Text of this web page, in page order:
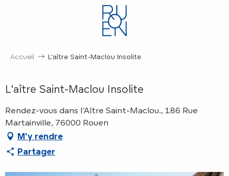
Accueil L'aître Saint-Maclou Insolite
L'aître Saint-Maclou Insolite
Rendez-vous dans l'Aître Saint-Maclou., 186 Rue
Martainville, 76000 Rouen
M'y rendre
Partager